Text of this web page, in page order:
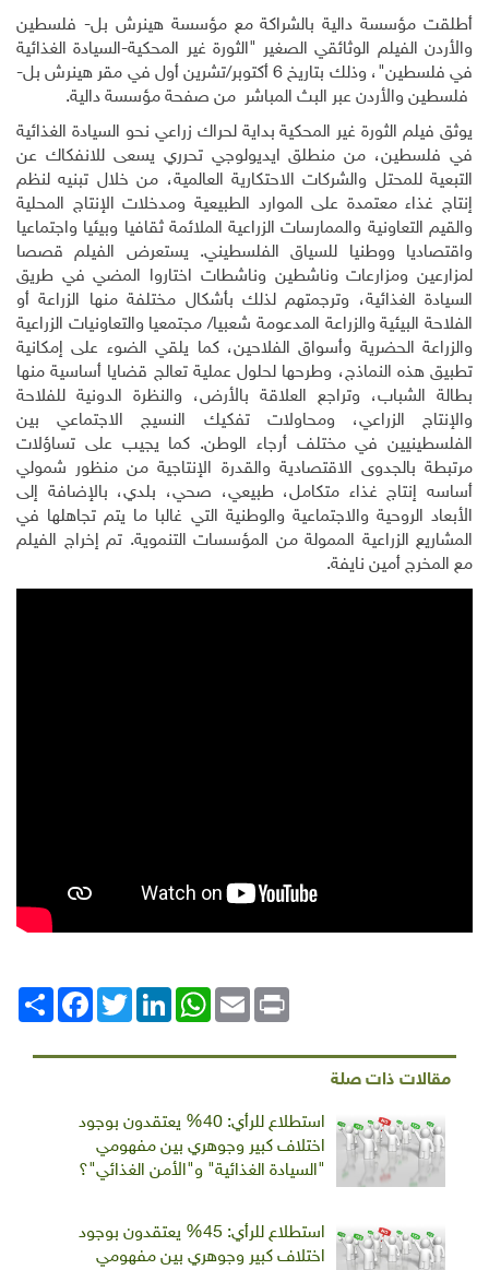
أطلقت مؤسسة دالية بالشراكة مع مؤسسة هينرش بل- فلسطين
والأردن الفيلم الوثائقي الصغير "الثورة غير المحكية-السيادة الغذائية
في فلسطين"، وذلك بتاريخ 6 أكتوبر/تشرين أول في مقر هينرش بل
-
فلسطين والأردن عبر البث المباشر من صفحة مؤسسة دالية.
يوثق فيلم الثورة غير المحكية بداية لحراك زراعي نحو السيادة الغذائية
في فلسطين، من منطلق ايديولوجي تحرري يسعى للانفكاك عن
التبعية للمحتل والشركات الاحتكارية العالمية، من خلال تبنيه لنظم
إنتاج غذاء معتمدة على الموارد الطبيعية ومدخلات الإنتاج المحلية
والقيم التعاونية والممارسات الزراعية الملائمة ثقافيا وبيئيا واجتماعيا
واقتصاديا ووطنيا للسياق الفلسطيني. يستعرض الفيلم قصصا
لمزارعين ومزارعات وناشطين وناشطات اختاروا المضي في طريق
السيادة الغذائية، وترجمتهم لذلك بأشكال مختلفة منها الزراعة أو
الفلاحة البيئية والزراعة المدعومة شعبيا/ مجتمعيا والتعاونيات الزراعية
والزراعة الحضرية وأسواق الفلاحين، كما يلقي الضوء على إمكانية
تطبيق هذه النماذج، وطرحها لحلول عملية تعالج قضايا أساسية منها
بطالة الشباب، وتراجع العلاقة بالأرض، والنظرة الدونية للفلاحة
والإنتاج الزراعي، ومحاولات تفكيك النسيج الاجتماعي بين
الفلسطينيين في مختلف أرجاء الوطن. كما يجيب على تساؤلات
مرتبطة بالجدوى الاقتصادية والقدرة الإنتاجية من منظور شمولي
أساسه إنتاج غذاء متكامل، طبيعي، صحي، بلدي، بالإضافة إلى
الأبعاد الروحية والاجتماعية والوطنية التي غالبا ما يتم تجاهلها في
المشاريع الزراعية الممولة من المؤسسات التنموية. تم إخراج الفيلم
مع المخرج أمين نايفة.
انشر
FacebookTwitterLinkedIn
WhatsAppEmail Print
مقالات ذات صلة
استطلاع للرأي: 40% يعتقدون بوجود
اختلاف كبير وجوهري بين مفهومي
"السيادة الغذائية" و"الأمن الغذائي"؟
استطلاع للرأي: 45% يعتقدون بوجود
اختلاف كبير وجوهري بين مفهومي